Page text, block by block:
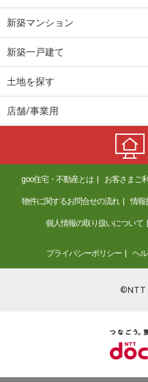
新築マンション
新築一戸建て
土地を探す
店舗/事業用
goo住宅・不動産とは お客さまご
物件に関するお問合せの流れ 情報
個人情報の取り扱いについて
プライバシーポリシー ヘ
©NTT